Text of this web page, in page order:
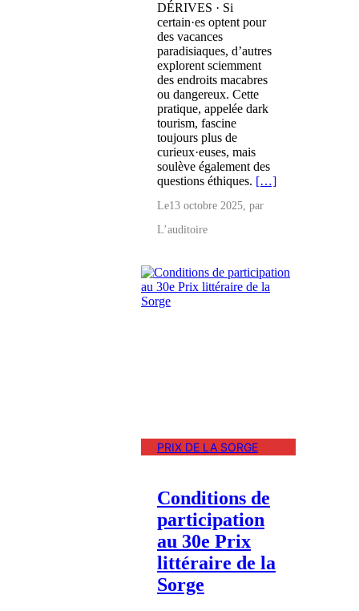
DÉRIVES · Si
certain·es optent pour
des vacances
paradisiaques, d’autres
explorent sciemment
des endroits macabres
ou dangereux. Cette
pratique, appelée dark
tourism, fascine
toujours plus de
curieux·euses, mais
soulève également des
questions éthiques. […]
Le13 octobre 2025, par
L’auditoire
PRIX DE LA SORGE
Conditions de
participation
au 30e Prix
littéraire de la
Sorge